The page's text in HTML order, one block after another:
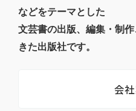
などをテーマとした
文芸書の出版、編集・制
きた出版社です。
会